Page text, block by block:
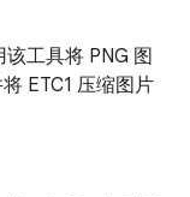
工具将 PNG 图
ETC1 压缩图片